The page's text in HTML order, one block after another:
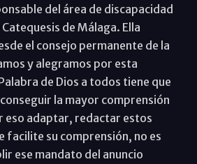
del área de discapacidad
de Málaga. Ella
el consejo permanente de la
y alegramos por esta
de Dios a todos tiene que
la mayor comprensión
eso adaptar, redactar estos
facilite su comprensión, no es
ese mandato del anuncio